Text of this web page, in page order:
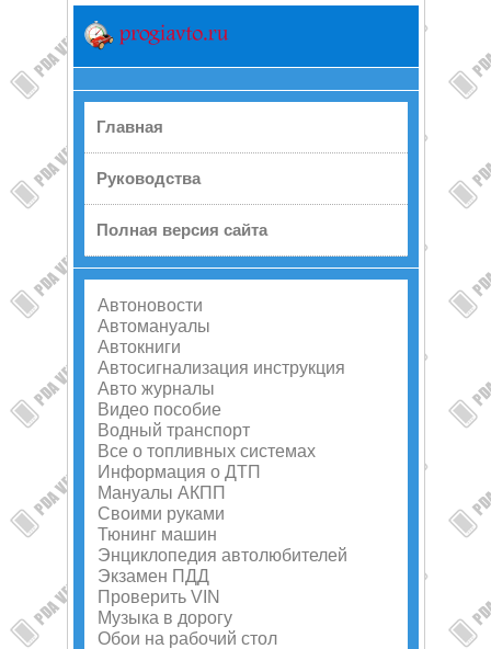
Главная
Руководства
Полная версия сайта
Автоновости
Автомануалы
Автокниги
Автосигнализация инструкция
Авто журналы
Видео пособие
Водный транспорт
Все о топливных системах
Информация о ДТП
Мануалы АКПП
Своими руками
Тюнинг машин
Энциклопедия автолюбителей
Экзамен ПДД
Проверить VIN
Музыка в дорогу
Обои на рабочий стол